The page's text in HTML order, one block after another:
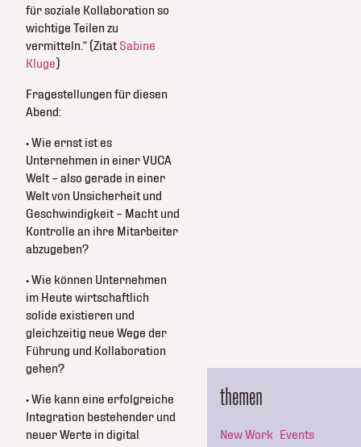
für soziale Kollaboration so
wichtige Teilen zu
vermitteln.“ (Zitat Sabine
Kluge)
Fragestellungen für diesen
Abend:
• Wie ernst ist es
Unternehmen in einer VUCA
Welt – also gerade in einer
Welt von Unsicherheit und
Geschwindigkeit – Macht und
Kontrolle an ihre Mitarbeiter
abzugeben?
• Wie können Unternehmen
im Heute wirtschaftlich
solide existieren und
gleichzeitig neue Wege der
Führung und Kollaboration
gehen?
• Wie kann eine erfolgreiche
Integration bestehender und
neuer Werte in digital
themen
New Work Events